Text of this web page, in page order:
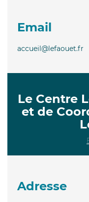
Email
accueil@lefaouet.fr
Le Centre
et de
Adresse